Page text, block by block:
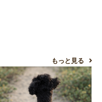
もっと見る